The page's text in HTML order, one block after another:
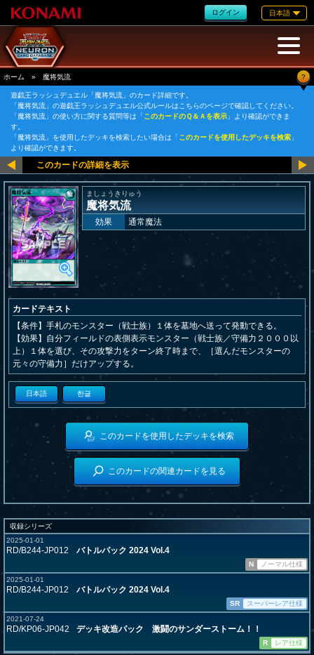
ログイン 日本語
ホーム » 魔将気流 ?
遊戯王ラッシュデュエル「魔将気流」のカード詳細です。
「魔将気流」の遊戯王ラッシュデュエル公式ルールはこちらのページで確認してください。
「魔将気流」の使い方に関する質問等は「このカードのＱ＆Ａを表示 」より確認ができま
す。
「魔将気流」を使用したデッキを検索したい場合は「このカードを使用したデッキを検索 」
より確認ができます。
ましょうきりゅう
魔将気流
効果 通常魔法
カードテキスト
【条件】手札のモンスター（戦士族）１体を墓地へ送って発動できる。
【効果】自分フィールドの表側表示モンスター（戦士族／守備力２０００以
上）１体を選び、その攻撃力をターン終了時まで、［選んだモンスターの
元々の守備力］だけアップする。
日本語 한글
このカードを使用したデッキを検索
このカードの関連カードを見る
収録シリーズ
2025-01-01
RD/B244-JP012 バトルパック 2024 Vol.4
N
ノーマル仕様
2025-01-01
RD/B244-JP012 バトルパック 2024 Vol.4
SR
スーパーレア仕様
2021-07-24
RD/KP06-JP042 デッキ改造パック 激闘のサンダーストーム！！
R レア仕様